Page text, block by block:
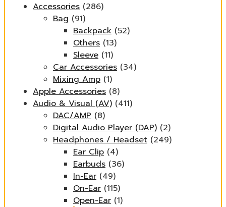
Accessories (286)
Bag (91)
Backpack (52)
Others (13)
Sleeve (11)
Car Accessories (34)
Mixing Amp (1)
Apple Accessories (8)
Audio & Visual (AV) (411)
DAC/AMP (8)
Digital Audio Player (DAP) (2)
Headphones / Headset (249)
Ear Clip (4)
Earbuds (36)
In-Ear (49)
On-Ear (115)
Open-Ear (1)